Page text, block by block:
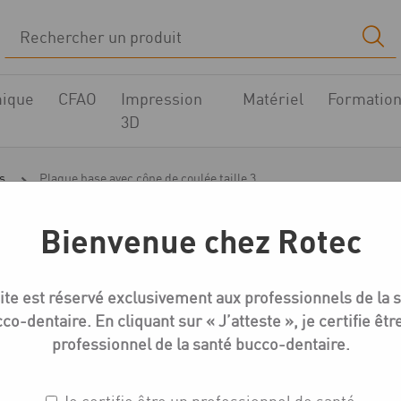
CFAO
Impression
3D
Matériel
Plaque base avec cône de coulée taille 3
Plaque base avec
Bienvenue chez Rotec
est réservé exclusivement aux professionnels de la
dentaire. En cliquant sur « J’atteste », je certifie
professionnel de la santé bucco-dentaire.